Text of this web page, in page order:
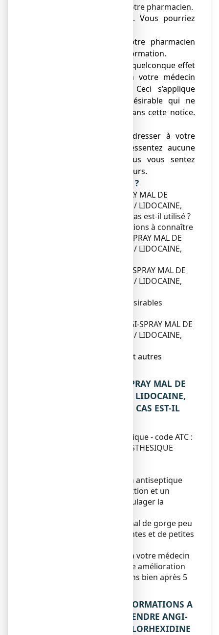
ou par votre médecin ou votre pharmacien.
● Gardez cette notice. Vous pourriez
● Adressez-vous à votre pharmacien
pour tout conseil ou information.
● Si vous ressentez un quelconque effet
indésirable, parlez-en à votre médecin
ou votre pharmacien. Ceci s’applique
aussi à tout effet indésirable qui ne
serait pas mentionné dans cette notice.
● Vous devez vous adresser à votre
médecin si vous ne ressentez aucune
amélioration ou si vous vous sentez
moins bien après 5 de jours.
Que contient cette notice ?
1. Qu'est-ce que ANGI-SPRAY MAL DE
GORGE CHLORHEXIDINE / LIDOCAINE,
collutoire et dans quels cas est-il utilisé ?
2. Quelles sont les informations à connaître
avant de prendre ANGI-SPRAY MAL DE
GORGE CHLORHEXIDINE / LIDOCAINE,
3. Comment prendre ANGI-SPRAY MAL DE
GORGE CHLORHEXIDINE / LIDOCAINE,
4. Quels sont les effets indésirables
5. Comment conserver ANGI-SPRAY MAL DE
GORGE CHLORHEXIDINE / LIDOCAINE,
6. Contenu de l’emballage et autres
1. QU’EST-CE QUE ANGI-SPRAY MAL DE
GORGE CHLORHEXIDINE / LIDOCAINE,
collutoire ET DANS QUELS CAS EST-IL
Classe pharmacothérapeutique - code ATC :
ANTISEPTIQUE LOCAL/ANESTHESIQUE
Ce médicament contient un antiseptique
local pour combattre l'infection et un
anesthésique local pour soulager la
Il est préconisé en cas de mal de gorge peu
intense et sans fièvre, d'aphtes et de petites
Vous devez vous adresser à votre médecin
si vous ne ressentez aucune amélioration
ou si vous vous sentez moins bien après 5
2. QUELLES SONT LES INFORMATIONS A
CONNAITRE AVANT DE PRENDRE ANGI-
SPRAY MAL DE GORGE CHLORHEXIDINE